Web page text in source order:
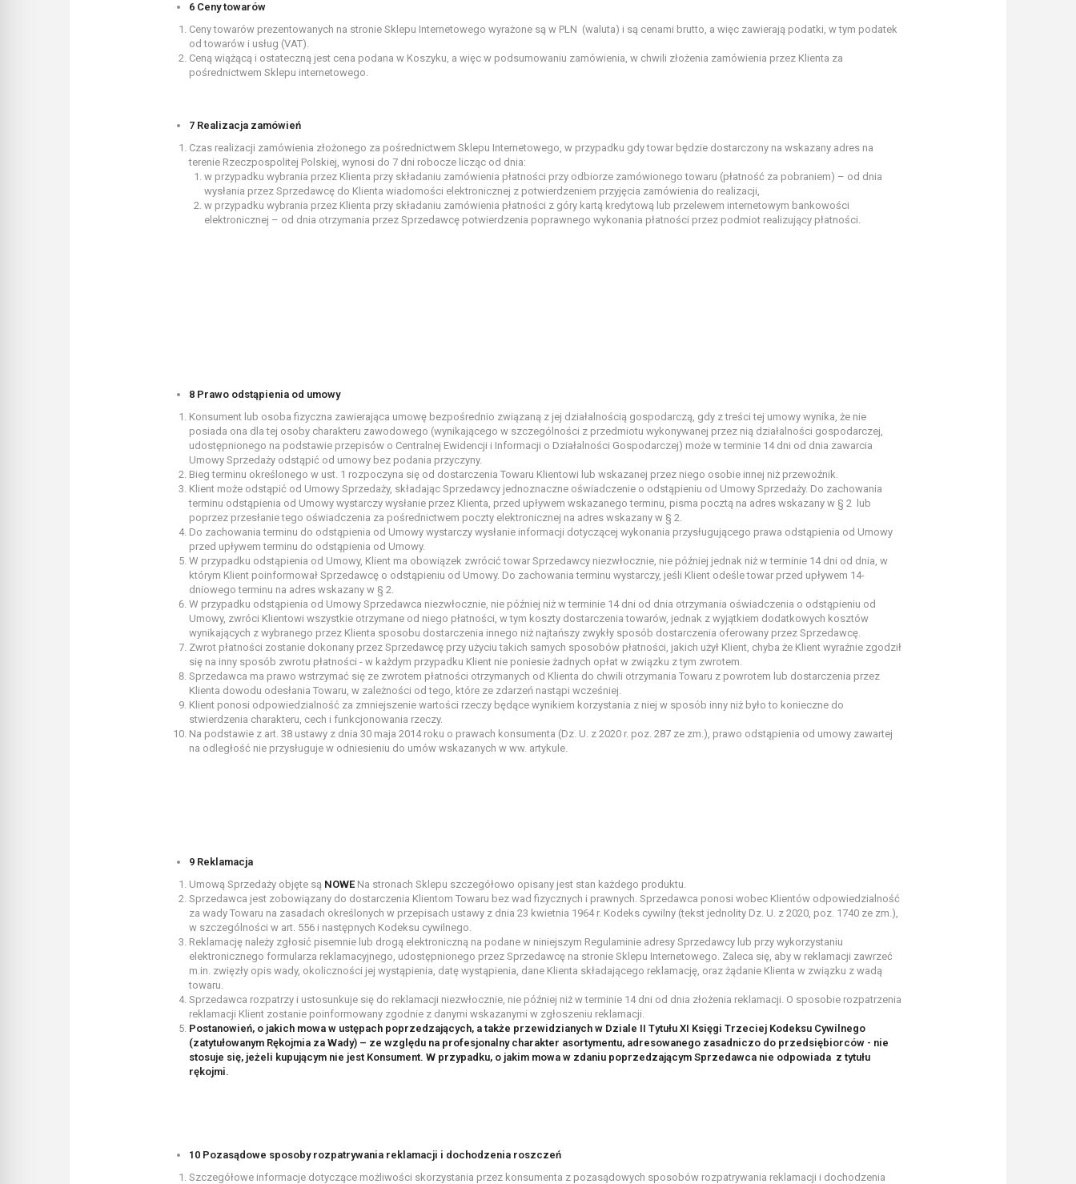
6 Ceny towarów
Ceny towarów prezentowanych na stronie Sklepu Internetowego wyrażone są w PLN (waluta) i są cenami brutto, a więc zawierają podatki, w tym podatek
od towarów i usług (VAT).
Ceną wiążącą i ostateczną jest cena podana w Koszyku, a więc w podsumowaniu zamówienia, w chwili złożenia zamówienia przez Klienta za
pośrednictwem Sklepu internetowego.
7 Realizacja zamówień
Czas realizacji zamówienia złożonego za pośrednictwem Sklepu Internetowego, w przypadku gdy towar będzie dostarczony na wskazany adres na
terenie Rzeczpospolitej Polskiej, wynosi do 7 dni robocze licząc od dnia:
w przypadku wybrania przez Klienta przy składaniu zamówienia płatności przy odbiorze zamówionego towaru (płatność za pobraniem) – od dnia
wysłania przez Sprzedawcę do Klienta wiadomości elektronicznej z potwierdzeniem przyjęcia zamówienia do realizacji,
w przypadku wybrania przez Klienta przy składaniu zamówienia płatności z góry kartą kredytową lub przelewem internetowym bankowości
elektronicznej – od dnia otrzymania przez Sprzedawcę potwierdzenia poprawnego wykonania płatności przez podmiot realizujący płatności.
8 Prawo odstąpienia od umowy
Konsument lub osoba fizyczna zawierająca umowę bezpośrednio związaną z jej działalnością gospodarczą, gdy z treści tej umowy wynika, że nie
posiada ona dla tej osoby charakteru zawodowego (wynikającego w szczególności z przedmiotu wykonywanej przez nią działalności gospodarczej,
udostępnionego na podstawie przepisów o Centralnej Ewidencji i Informacji o Działalności Gospodarczej) może w terminie 14 dni od dnia zawarcia
Umowy Sprzedaży odstąpić od umowy bez podania przyczyny.
Bieg terminu określonego w ust. 1 rozpoczyna się od dostarczenia Towaru Klientowi lub wskazanej przez niego osobie innej niż przewoźnik.
Klient może odstąpić od Umowy Sprzedaży, składając Sprzedawcy jednoznaczne oświadczenie o odstąpieniu od Umowy Sprzedaży. Do zachowania
terminu odstąpienia od Umowy wystarczy wysłanie przez Klienta, przed upływem wskazanego terminu, pisma pocztą na adres wskazany w § 2 lub
poprzez przesłanie tego oświadczenia za pośrednictwem poczty elektronicznej na adres wskazany w § 2.
Do zachowania terminu do odstąpienia od Umowy wystarczy wysłanie informacji dotyczącej wykonania przysługującego prawa odstąpienia od Umowy
przed upływem terminu do odstąpienia od Umowy.
W przypadku odstąpienia od Umowy, Klient ma obowiązek zwrócić towar Sprzedawcy niezwłocznie, nie później jednak niż w terminie 14 dni od dnia, w
którym Klient poinformował Sprzedawcę o odstąpieniu od Umowy. Do zachowania terminu wystarczy, jeśli Klient odeśle towar przed upływem 14-
dniowego terminu na adres wskazany w § 2.
W przypadku odstąpienia od Umowy Sprzedawca niezwłocznie, nie później niż w terminie 14 dni od dnia otrzymania oświadczenia o odstąpieniu od
Umowy, zwróci Klientowi wszystkie otrzymane od niego płatności, w tym koszty dostarczenia towarów, jednak z wyjątkiem dodatkowych kosztów
wynikających z wybranego przez Klienta sposobu dostarczenia innego niż najtańszy zwykły sposób dostarczenia oferowany przez Sprzedawcę.
Zwrot płatności zostanie dokonany przez Sprzedawcę przy użyciu takich samych sposobów płatności, jakich użył Klient, chyba że Klient wyraźnie zgodził
się na inny sposób zwrotu płatności - w każdym przypadku Klient nie poniesie żadnych opłat w związku z tym zwrotem.
Sprzedawca ma prawo wstrzymać się ze zwrotem płatności otrzymanych od Klienta do chwili otrzymania Towaru z powrotem lub dostarczenia przez
Klienta dowodu odesłania Towaru, w zależności od tego, które ze zdarzeń nastąpi wcześniej.
Klient ponosi odpowiedzialność za zmniejszenie wartości rzeczy będące wynikiem korzystania z niej w sposób inny niż było to konieczne do
stwierdzenia charakteru, cech i funkcjonowania rzeczy.
Na podstawie z art. 38 ustawy z dnia 30 maja 2014 roku o prawach konsumenta (Dz. U. z 2020 r. poz. 287 ze zm.), prawo odstąpienia od umowy zawartej
na odległość nie przysługuje w odniesieniu do umów wskazanych w ww. artykule.
9 Reklamacja
Umową Sprzedaży objęte są NOWE Na stronach Sklepu szczegółowo opisany jest stan każdego produktu.
Sprzedawca jest zobowiązany do dostarczenia Klientom Towaru bez wad fizycznych i prawnych. Sprzedawca ponosi wobec Klientów odpowiedzialność
za wady Towaru na zasadach określonych w przepisach ustawy z dnia 23 kwietnia 1964 r. Kodeks cywilny (tekst jednolity Dz. U. z 2020, poz. 1740 ze zm.),
w szczególności w art. 556 i następnych Kodeksu cywilnego.
Reklamację należy zgłosić pisemnie lub drogą elektroniczną na podane w niniejszym Regulaminie adresy Sprzedawcy lub przy wykorzystaniu
elektronicznego formularza reklamacyjnego, udostępnionego przez Sprzedawcę na stronie Sklepu Internetowego. Zaleca się, aby w reklamacji zawrzeć
m.in. zwięzły opis wady, okoliczności jej wystąpienia, datę wystąpienia, dane Klienta składającego reklamację, oraz żądanie Klienta w związku z wadą
towaru.
Sprzedawca rozpatrzy i ustosunkuje się do reklamacji niezwłocznie, nie później niż w terminie 14 dni od dnia złożenia reklamacji. O sposobie rozpatrzenia
reklamacji Klient zostanie poinformowany zgodnie z danymi wskazanymi w zgłoszeniu reklamacji.
Postanowień, o jakich mowa w ustępach poprzedzających, a także przewidzianych w Dziale II Tytułu XI Księgi Trzeciej Kodeksu Cywilnego
(zatytułowanym Rękojmia za Wady) – ze względu na profesjonalny charakter asortymentu, adresowanego zasadniczo do przedsiębiorców - nie
stosuje się, jeżeli kupującym nie jest Konsument. W przypadku, o jakim mowa w zdaniu poprzedzającym Sprzedawca nie odpowiada z tytułu
rękojmi.
10 Pozasądowe sposoby rozpatrywania reklamacji i dochodzenia roszczeń
Szczegółowe informacje dotyczące możliwości skorzystania przez konsumenta z pozasądowych sposobów rozpatrywania reklamacji i dochodzenia